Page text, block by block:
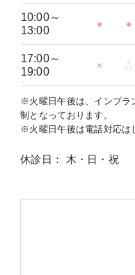
10:00～
13:00
● ●
17:00～
19:00
× △
※火曜日午後は、インプラ
制となっております。
※火曜日午後は電話対応は
休診日： 木・日・祝